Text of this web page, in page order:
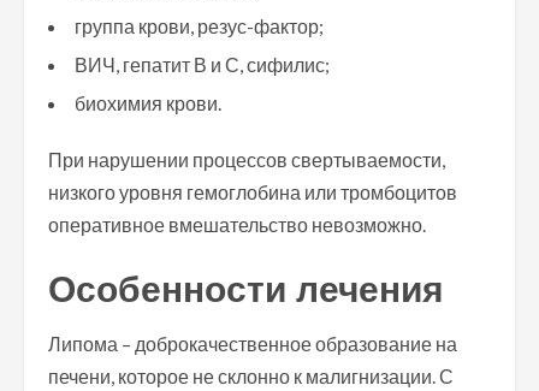
группа крови, резус-фактор;
ВИЧ, гепатит В и С, сифилис;
биохимия крови.
При нарушении процессов свертываемости,
низкого уровня гемоглобина или тромбоцитов
оперативное вмешательство невозможно.
Особенности лечения
Липома – доброкачественное образование на
печени, которое не склонно к малигнизации. С